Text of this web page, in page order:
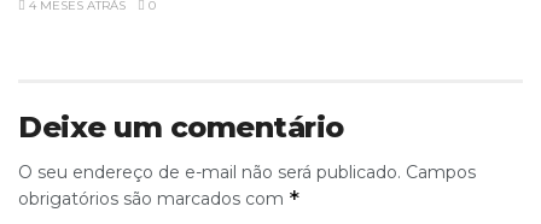
4 MESES ATRÁS 0
Deixe um comentário
O seu endereço de e-mail não será publicado. Campos
obrigatórios são marcados com *